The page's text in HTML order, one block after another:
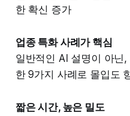
한 확신 증가
업종 특화 사례가 핵심
일반적인 AI 설명이 아닌
한 9가지 사례로 몰입도
짧은 시간, 높은 밀도